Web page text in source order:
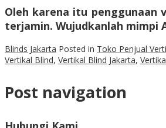
Oleh karena itu penggunaan
terjamin. Wujudkanlah mimpi
Blinds Jakarta Posted in Toko Penjual
Vertikal Blind, Vertikal Blind Jakarta,
Post navigation